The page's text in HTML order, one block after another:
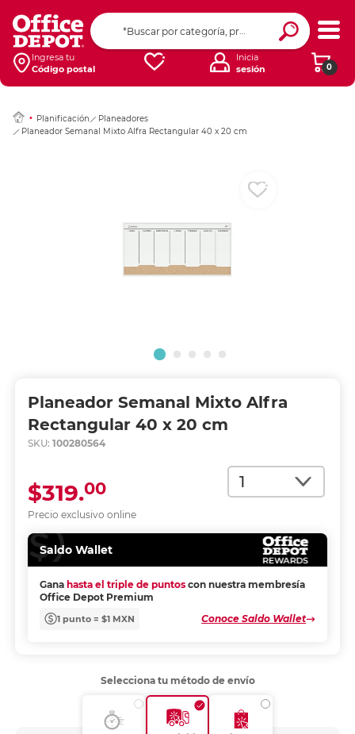
Ingresa tu
Código postal
0
Inicia
sesión
Planificación
Planeadores
Planeador Semanal Mixto Alfra Rectangular 40 x 20 cm
Planeador Semanal Mixto Alfra
Rectangular 40 x 20 cm
SKU: 100280564
Cantidad
Precio exclusivo online
$319.00
Saldo Wallet
Gana hasta el triple de puntos con nuestra membresía
Office Depot Premium
1 punto = $1 MXN Conoce Saldo Wallet
Ingresar Codigo
Selecciona tu método de envío